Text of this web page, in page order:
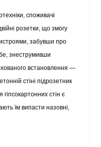
споживачі
розетки, що змогу
забувши про
знеструмивши
встановлення —
стіні підрозетник
стін є
їм випасти назовні,